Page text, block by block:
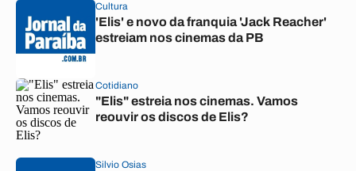
Cultura
'Elis' e novo da franquia 'Jack Reacher'
estreiam nos cinemas da PB
Cotidiano
"Elis" estreia nos cinemas. Vamos
reouvir os discos de Elis?
Silvio Osias